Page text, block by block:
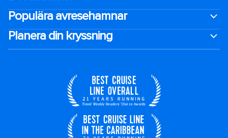
Populära avresehamnar
Planera din kryssning